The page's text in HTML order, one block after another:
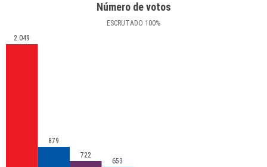
Número de votos
ESCRUTADO 100%
2.049
879
722
653